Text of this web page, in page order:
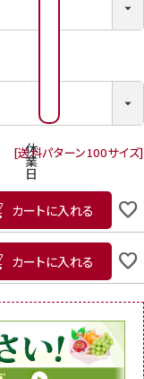
3 4 5 6 7
2
8
2 2 2 3
休
業
日
送料パターン100サイズ
カートに入れる
カートに入れる